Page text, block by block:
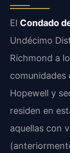
El Condado
Undécimo
Richmond a
comunidades
Hopewell y
residen en
aquellas con